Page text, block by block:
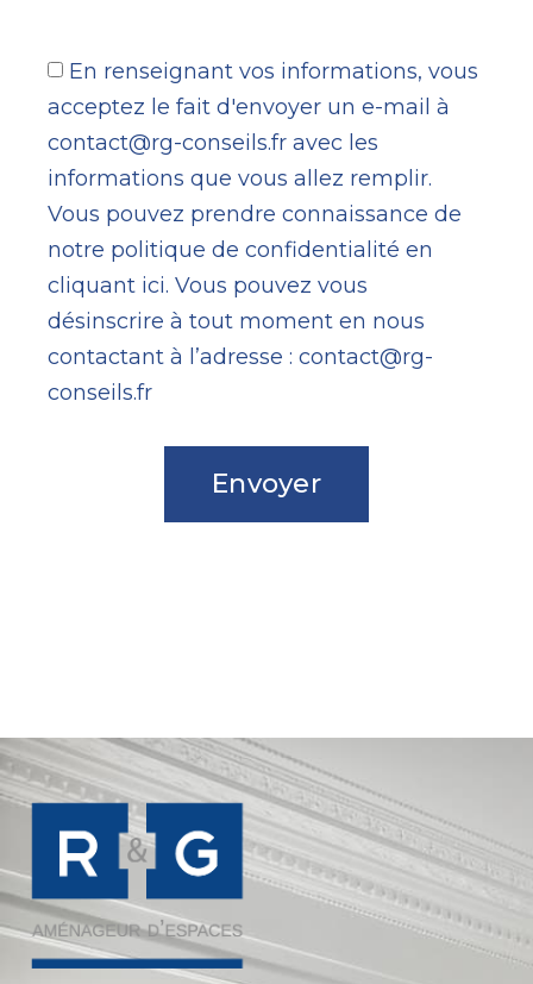
En renseignant vos informations, vous
acceptez le fait d'envoyer un e-mail à
contact@rg-conseils.fr avec les
informations que vous allez remplir.
Vous pouvez prendre connaissance de
notre politique de confidentialité en
cliquant ici. Vous pouvez vous
désinscrire à tout moment en nous
contactant à l’adresse : contact@rg-
conseils.fr
Envoyer